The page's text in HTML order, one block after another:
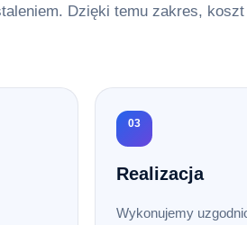
Dzięki temu zakres,
03
Realizacja
Wykonujemy